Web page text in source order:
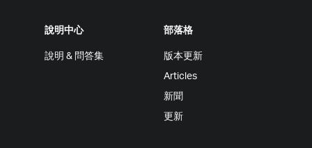
說明中心
說明 & 問答集
部落格
版本更新
Articles
新聞
更新